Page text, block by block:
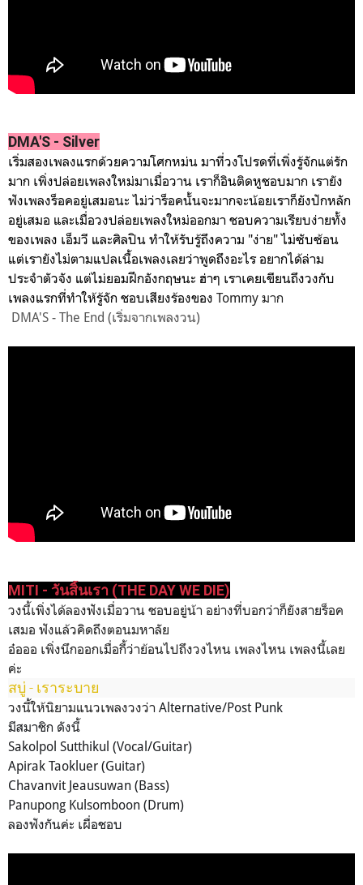
DMA'S - Silver
เริ่มสองเพลงแรกด้วยความโศกหม่น มาที่วงโปรดที่เพิ่งรู้จักแต่รัก
มาก เพิ่งปล่อยเพลงใหม่มาเมื่อวาน เราก็อินติดหูชอบมาก เรายัง
ฟังเพลงร็อคอยู่เสมอนะ ไม่ว่าร็อคนั้นจะมากจะน้อยเราก็ยังปักหลัก
อยู่เสมอ และเมื่อวงปล่อยเพลงใหม่ออกมา ชอบความเรียบง่ายทั้ง
ของเพลง เอ็มวี และศิลปิน ทำให้รับรู้ถึงความ "ง่าย" ไม่ซับซ้อน
แต่เรายังไม่ตามแปลเนื้อเพลงเลยว่าพูดถึงอะไร อยากได้ล่าม
ประจำตัวจัง แต่ไม่ยอมฝึกอังกฤษนะ ฮ่าๆ เราเคยเขียนถึงวงกับ
เพลงแรกที่ทำให้รู้จัก ชอบเสียงร้องของ Tommy มาก
DMA'S - The End (เริ่มจากเพลงวน)
MITI - วันสิ้นเรา (THE DAY WE DIE)
วงนี้เพิ่งได้ลองฟังเมื่อวาน ชอบอยู่น้า อย่างที่บอกว่าก็ยังสายร็อค
เสมอ ฟังแล้วคิดถึงตอนมหาลัย
อ๋อออ เพิ่งนึกออกเมื่อกี้ว่าย้อนไปถึงวงไหน เพลงไหน เพลงนี้เลย
ค่ะ
สบู่ - เราระบาย
วงนี้ให้นิยามแนวเพลงวงว่า Alternative/Post Punk
มีสมาชิก ดังนี้
Sakolpol Sutthikul (Vocal/Guitar)
Apirak Taokluer (Guitar)
Chavanvit Jeausuwan (Bass)
Panupong Kulsomboon (Drum)
ลองฟังกันค่ะ เผื่อชอบ